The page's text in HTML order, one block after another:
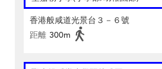
香港般咸道光景台３－６號
距離 300m